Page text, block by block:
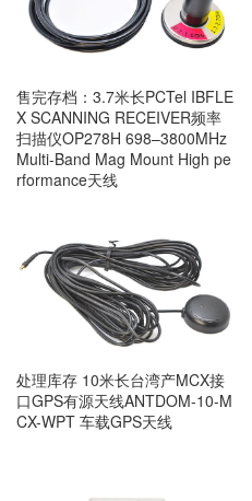
售完存档：3.7米长PCTel IBFLE
X SCANNING RECEIVER频率
扫描仪OP278H 698–3800MHz
Multi-Band Mag Mount High pe
rformance天线
处理库存 10米长台湾产MCX接
口GPS有源天线ANTDOM-10-M
CX-WPT 车载GPS天线